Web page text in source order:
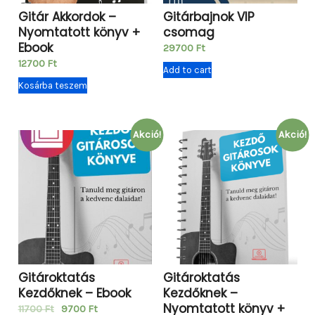
s
:
9
0
F
1
1
F
t
.
k
G
i
t
o
n
o
o
k
+
Gitár Akkordok –
Nyomtatott könyv +
Ebook
12700 Ft
Kosárba teszem
Gitárbajnok VIP
csomag
29700 Ft
Add to cart
Akció!
Gitároktatás
Kezdőknek – Ebook
11700Ft O
9700 Ft
Akció!
Gitároktatás
Kezdőknek –
Nyomtatott könyv +